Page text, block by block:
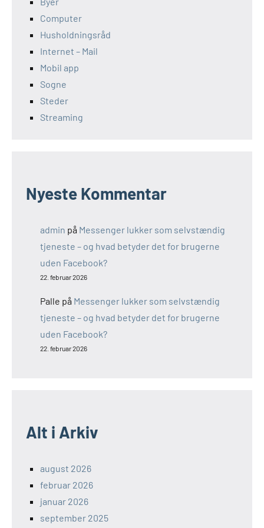
Computer
Husholdningsråd
Internet – Mail
Mobil app
Sogne
Steder
Streaming
Nyeste Kommentar
admin på Messenger lukker som selvstændig
tjeneste – og hvad betyder det for brugerne
uden Facebook?
22. februar 2026
Palle på Messenger lukker som selvstændig
tjeneste – og hvad betyder det for brugerne
uden Facebook?
22. februar 2026
Alt i Arkiv
august 2026
februar 2026
januar 2026
september 2025